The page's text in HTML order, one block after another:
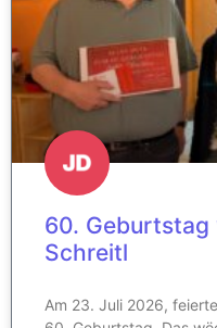
60. Geburtstag
Schreitl
Am 23. Juli 2026,